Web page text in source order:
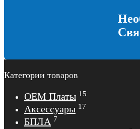
Категории товаров
OEM Платы 15
Аксессуары 17
БПЛА 7